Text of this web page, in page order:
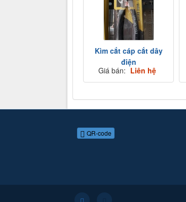
Kìm cắt cáp cắt dây
điện
Giá bán: Liên hệ
QR-code